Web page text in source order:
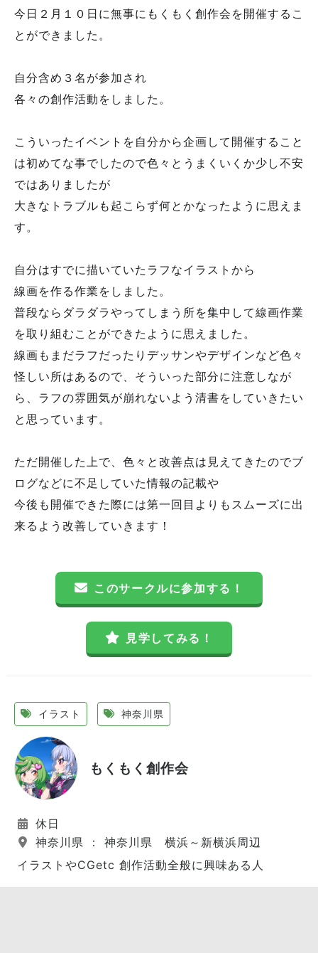
今日２月１０日に無事にもくもく創作会を開催するこ
とができました。
自分含め３名が参加され
各々の創作活動をしました。
こういったイベントを自分から企画して開催すること
は初めてな事でしたので色々とうまくいくか少し不安
ではありましたが
大きなトラブルも起こらず何とかなったように思えま
す。
自分はすでに描いていたラフなイラストから
線画を作る作業をしました。
普段ならダラダラやってしまう所を集中して線画作業
を取り組むことができたように思えました。
線画もまだラフだったりデッサンやデザインなど色々
怪しい所はあるので、そういった部分に注意しなが
ら、ラフの雰囲気が崩れないよう清書をしていきたい
と思っています。
ただ開催した上で、色々と改善点は見えてきたのでブ
ログなどに不足していた情報の記載や
今後も開催できた際には第一回目よりもスムーズに出
来るよう改善していきます！
このサークルに参加する！
見学してみる！
イラスト 神奈川県
もくもく創作会
休日
神奈川県 ： 神奈川県 横浜～新横浜周辺
イラストやCGetc 創作活動全般に興味ある人